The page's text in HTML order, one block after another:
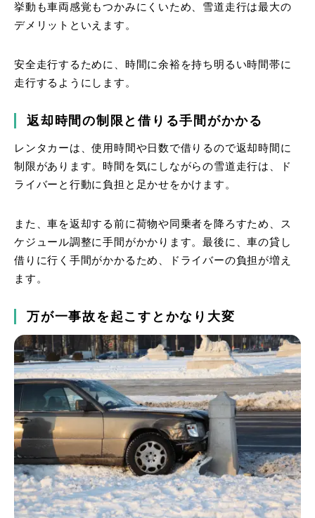
挙動も車両感覚もつかみにくいため、雪道走行は最大の
デメリットといえます。
安全走行するために、時間に余裕を持ち明るい時間帯に
走行するようにします。
返却時間の制限と借りる手間がかかる
レンタカーは、使用時間や日数で借りるので返却時間に
制限があります。時間を気にしながらの雪道走行は、ド
ライバーと行動に負担と足かせをかけます。
また、車を返却する前に荷物や同乗者を降ろすため、ス
ケジュール調整に手間がかかります。最後に、車の貸し
借りに行く手間がかかるため、ドライバーの負担が増え
ます。
万が一事故を起こすとかなり大変